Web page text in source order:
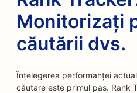
Monitorizați
căutării dvs.
Înțelegerea performanței
căutare este primul pas. Rank